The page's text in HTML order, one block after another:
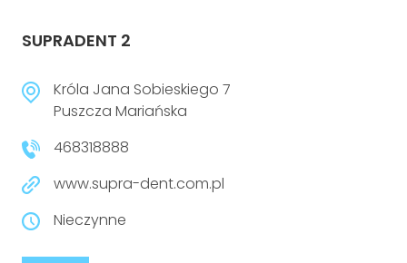
SUPRADENT 2
Króla Jana Sobieskiego 7
Puszcza Mariańska
468318888
www.supra-dent.com.pl
Nieczynne